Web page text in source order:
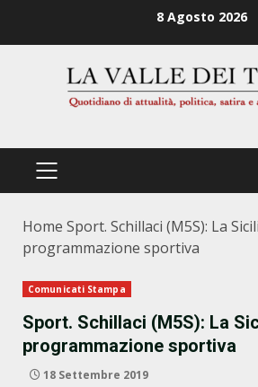
8 Agosto 2026
PRIMÄRES
Home Sport. Schillaci (M5S): La
programmazione sportiva
Comunicati Stampa
Sport. Schillaci (M5S): La
programmazione sportiva
18 Settembre 2019